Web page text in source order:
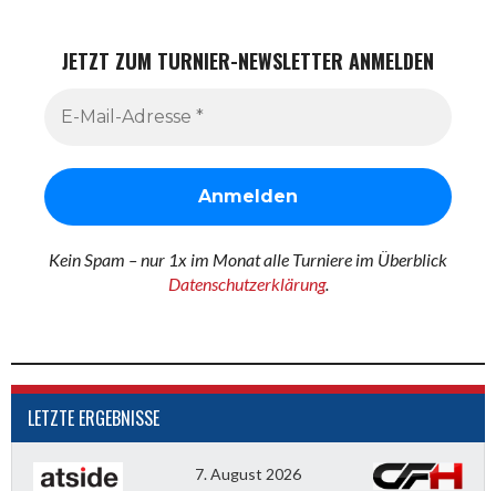
JETZT ZUM TURNIER-NEWSLETTER ANMELDEN
Kein Spam – nur 1x im Monat alle Turniere im Überblick
Datenschutzerklärung.
LETZTE ERGEBNISSE
7. August 2026